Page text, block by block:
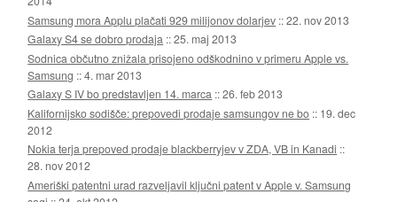
Samsung mora Applu plačati 929 milijonov dolarjev ::22. nov 2013
Galaxy S4 se dobro prodaja ::25. maj 2013
Sodnica občutno znižala prisojeno odškodnino v primeru Apple vs.
Samsung ::4. mar 2013
Galaxy S IV bo predstavljen 14. marca ::26. feb 2013
Kalifornijsko sodišče: prepovedi prodaje samsungov ne bo :: 19. dec
2012
Nokia terja prepoved prodaje blackberryjev v ZDA, VB in Kanadi ::
28. nov 2012
Ameriški patentni urad razveljavil ključni patent v Apple v. Samsung